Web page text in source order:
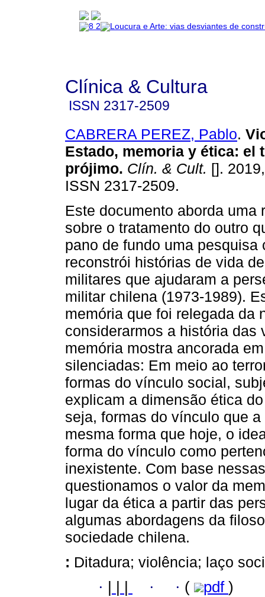
Clínica & Cultura
ISSN 2317-2509
CABRERA PEREZ, Pablo.
Estado, memoria y ética: el
prójimo. Clín. & Cult. [].
ISSN 2317-2509.
Este documento aborda uma
sobre o tratamento do outro
pano de fundo uma pesquisa
reconstrói histórias de vida
militares que ajudaram a
militar chilena (1973-1989).
memória que foi relegada da
considerarmos a história das
memória mostra ancorada
silenciadas: Em meio ao
formas do vínculo social,
explicam a dimensão ética
seja, formas do vínculo que
mesma forma que hoje, o
forma do vínculo como
inexistente. Com base
questionamos o valor da
lugar da ética a partir das
algumas abordagens da
sociedade chilena.
: Ditadura; violência; laço
· · · ( pdf )